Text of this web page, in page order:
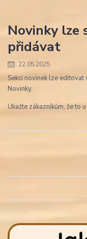
Novinky lze
přidávat
22.05.2025
Sekci novinek lze
Novinky.
Ukažte zákazníkům, že to